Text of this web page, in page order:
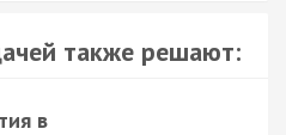
также решают:
в